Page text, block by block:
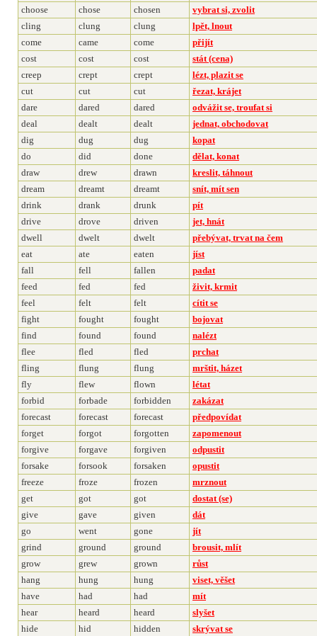
choose
chose chosen
vybrat si, zvolit
cling
clung clung
lpět, lnout
come
came come
přijít
cost
cost cost
stát (cena)
creep
crept crept
lézt, plazit se
cut
cut cut
řezat, krájet
dare
dared dared
odvážit se, troufat si
deal
dealt dealt
jednat, obchodovat
dig
dug dug
kopat
do
did done
dělat, konat
draw
drew drawn
kreslit, táhnout
dream
dreamt dreamt
snít, mít sen
drink
drank drunk
pít
drive
drove driven
jet, hnát
dwell
dwelt dwelt
přebývat, trvat na čem
eat
ate eaten
jíst
fall
fell fallen
padat
feed
fed fed
živit, krmit
feel
felt felt
cítit se
fight
fought fought
bojovat
find
found found
nalézt
flee
fled fled
prchat
fling
flung flung
mrštit, házet
fly
flew flown
létat
forbid
forbade forbidden
zakázat
forecast
forecast forecast
předpovídat
forget
forgot forgotten
zapomenout
forgive
forgave forgiven
odpustit
forsake
forsook forsaken
opustit
freeze
froze frozen
mrznout
get
got got
dostat (se)
give
gave given
dát
go
went gone
jít
grind
ground ground
brousit, mlít
grow
grew grown
růst
hang
hung hung
viset, věšet
have
had had
mít
hear
heard heard
slyšet
hide
hid hidden skrývat se